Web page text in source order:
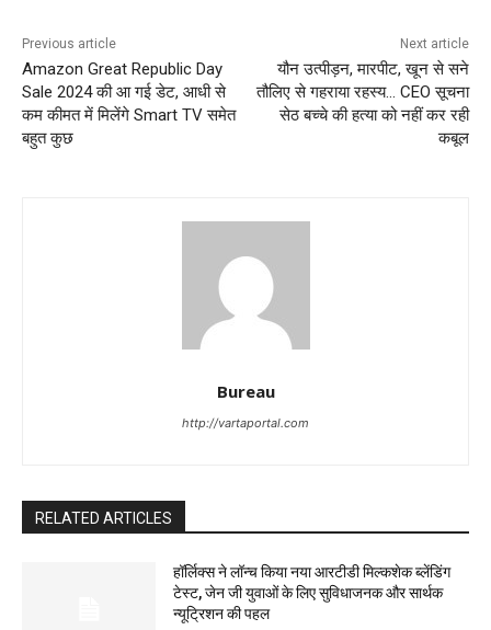
Previous article
Amazon Great Republic Day
Sale 2024 की आ गई डेट, आधी से
कम कीमत में मिलेंगे Smart TV समेत
बहुत कुछ
Next article
यौन उत्पीड़न, मारपीट, खून से सने
तौलिए से गहराया रहस्य… CEO सूचना
सेठ बच्चे की हत्या को नहीं कर रही
कबूल
Bureau
http://vartaportal.com
RELATED ARTICLES
हॉर्लिक्स ने लॉन्च किया नया आरटीडी मिल्कशेक ब्लेंडिंग
टेस्ट, जेन जी युवाओं के लिए सुविधाजनक और सार्थक
न्यूट्रिशन की पहल